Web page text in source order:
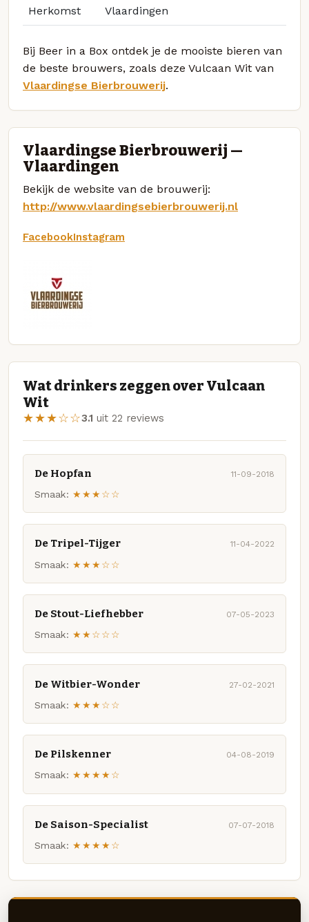
Herkomst Vlaardingen
Bij Beer in a Box ontdek je de mooiste bieren van
de beste brouwers, zoals deze Vulcaan Wit van
Vlaardingse Bierbrouwerij.
Vlaardingse Bierbrouwerij —
Vlaardingen
Bekijk de website van de brouwerij:
http://www.vlaardingsebierbrouwerij.nl
FacebookInstagram
Wat drinkers zeggen over Vulcaan
Wit
★★★☆☆3.1 uit 22 reviews
De Hopfan 11-09-2018
Smaak: ★★★☆☆
De Tripel-Tijger 11-04-2022
Smaak: ★★★☆☆
De Stout-Liefhebber 07-05-2023
Smaak: ★★☆☆☆
De Witbier-Wonder 27-02-2021
Smaak: ★★★☆☆
De Pilskenner 04-08-2019
Smaak: ★★★★☆
De Saison-Specialist 07-07-2018
Smaak: ★★★★☆